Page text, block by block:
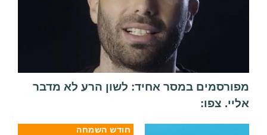
מפורסמים במסר אחיד: לשון הרע לא מדבר
אליי. צפו:
חודש השמחה